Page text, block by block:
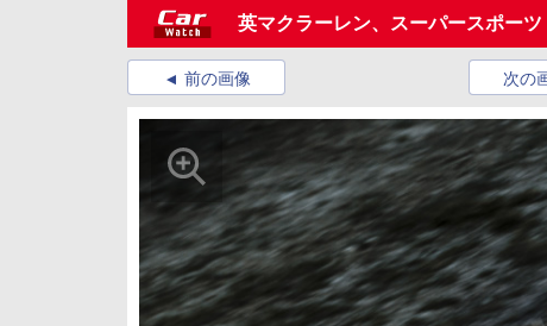
英マクラーレン、スーパースポー
前の画像 次の